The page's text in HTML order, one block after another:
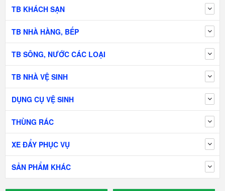
TB KHÁCH SẠN
TB NHÀ HÀNG, BẾP
TB SÔNG, NƯỚC CÁC LOẠI
TB NHÀ VỆ SINH
DỤNG CỤ VỆ SINH
THÙNG RÁC
XE ĐẨY PHỤC VỤ
SẢN PHẨM KHÁC